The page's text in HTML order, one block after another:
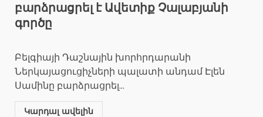
բարձրացրել է Ավետիք Չալաբյանի
գործը
Բելգիայի Դաշնային խորհրդարանի
Ներկայացուցիչների պալատի անդամ Էլեն
Սամինը բարձրացրել...
Կարդալ ավելին